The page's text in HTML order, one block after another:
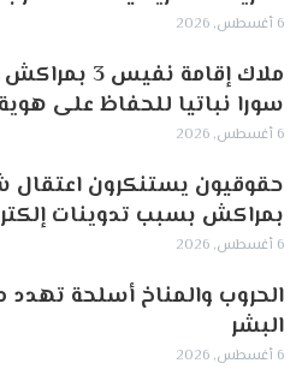
6 أغسطس, 2026
ملاك إقامة
سورا نباتيا للحفاظ على
6 أغسطس, 2026
حقوقيون يستنكرون اعتقال
بمراكش بسبب تدوينات
6 أغسطس, 2026
الحروب والمناخ أسلحة تهدد
البشر
6 أغسطس, 2026